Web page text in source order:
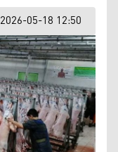
2026-05-18 12:50